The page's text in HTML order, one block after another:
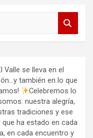
Valle se lleva en el
también en lo que
Celebremos lo
nuestra alegría,
tradiciones y ese
que ha estado en cada
en cada encuentro y